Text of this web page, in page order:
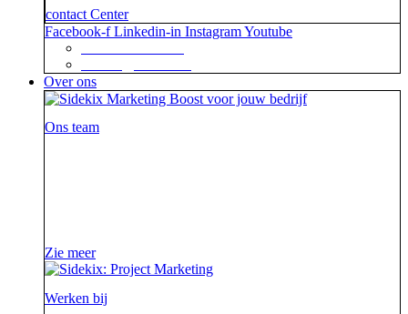
contact Center
Facebook-f Linkedin-in InstagramYoutube
Over ons
Ons team
Zie meer
Werken bij